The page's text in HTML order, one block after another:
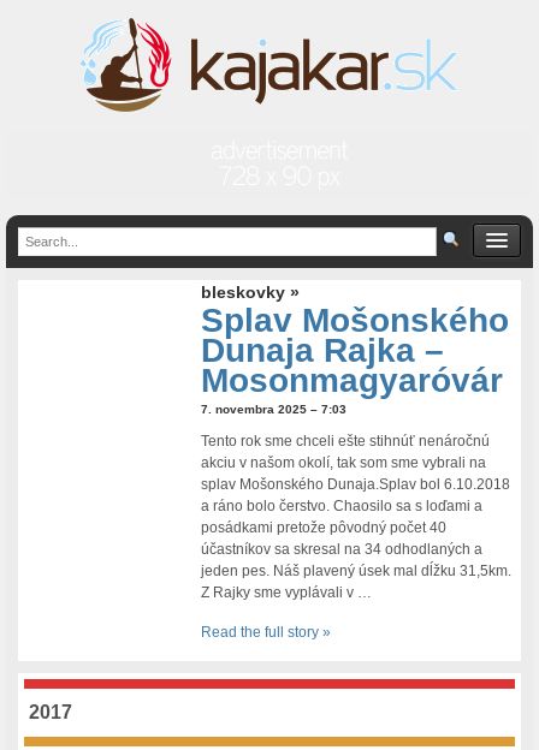
bleskovky »
Splav Mošonského
Dunaja Rajka –
Mosonmagyaróvár
7. novembra 2025 – 7:03
Tento rok sme chceli ešte stihnúť nenáročnú
akciu v našom okolí, tak som sme vybrali na
splav Mošonského Dunaja.Splav bol 6.10.2018
a ráno bolo čerstvo. Chaosilo sa s loďami a
posádkami pretože pôvodný počet 40
účastníkov sa skresal na 34 odhodlaných a
jeden pes. Náš plavený úsek mal dĺžku 31,5km.
Z Rajky sme vyplávali v …
Read the full story »
2017